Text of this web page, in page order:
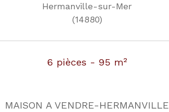
Hermanville-sur-Mer
(14880)
6 pièces - 95 m²
MAISON A VENDRE-HERMANVILLE